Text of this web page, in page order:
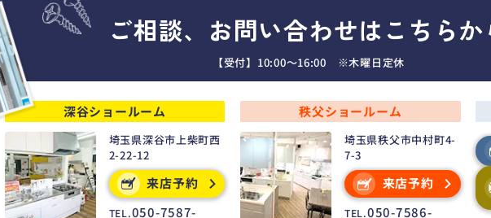
ご相談、お問い合わせはこちら
【受付】10:00～16:00 ※木曜日定休
深谷ショールーム
埼玉県深谷市上柴町西
2-22-12
来店予約
TEL.050-7587-
秩父ショールーム
埼玉県秩父市中村町4-
7-3
来店予約
TEL.050-7586-